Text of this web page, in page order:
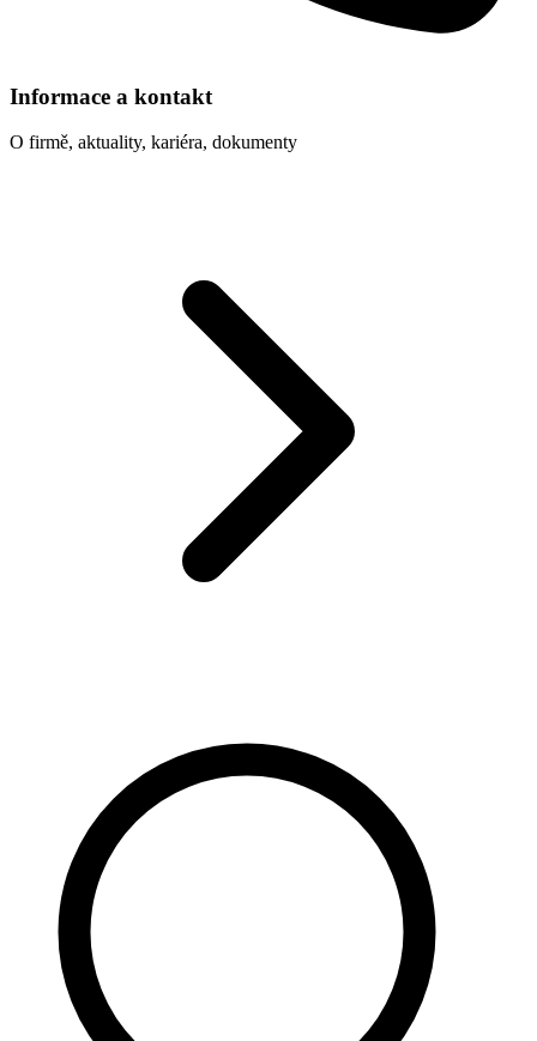
Informace a kontakt
O firmě, aktuality, kariéra, dokumenty